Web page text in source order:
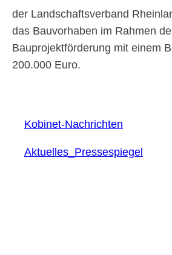
der Landschaftsverband
das Bauvorhaben im Rahmen
Bauprojektförderung mit einem
200.000 Euro.
Kobinet-Nachrichten
Aktuelles_Pressespiegel